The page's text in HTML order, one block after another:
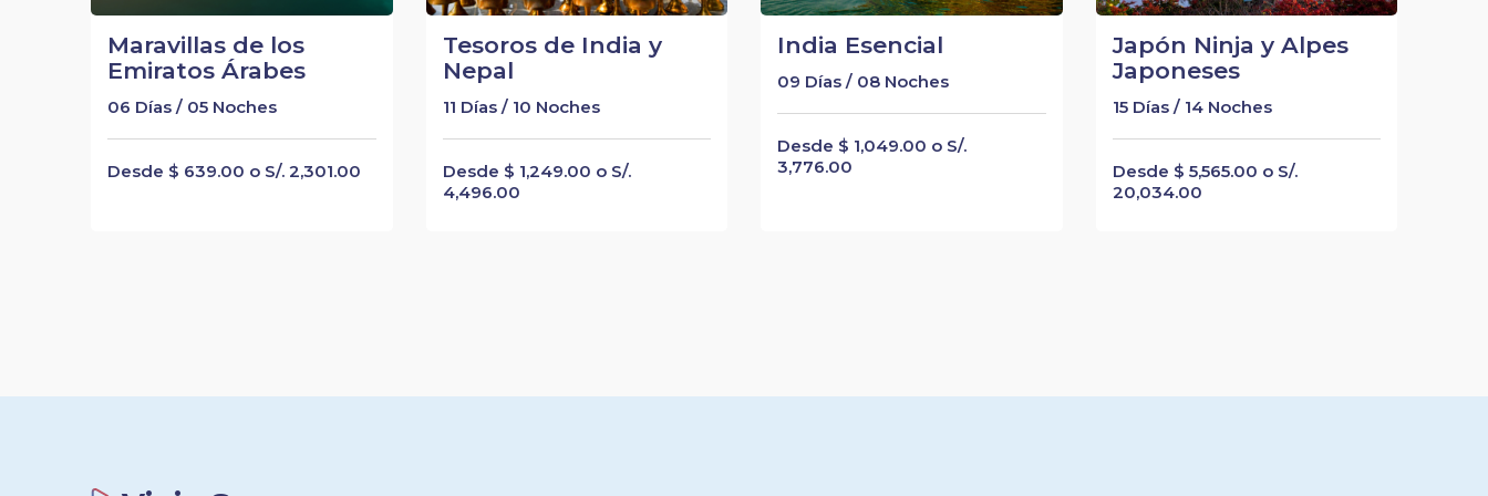
Maravillas de los
Emiratos Árabes
06 Días / 05 Noches
Desde $ 639.00 o S/. 2,301.00
Tesoros de India y
Nepal
11 Días / 10 Noches
Desde $ 1,249.00 o S/.
4,496.00
India Esencial
09 Días / 08 Noches
Desde $ 1,049.00 o S/.
3,776.00
Japón Ninja y Alpes
Japoneses
15 Días / 14 Noches
Desde $ 5,565.00 o S/.
20,034.00